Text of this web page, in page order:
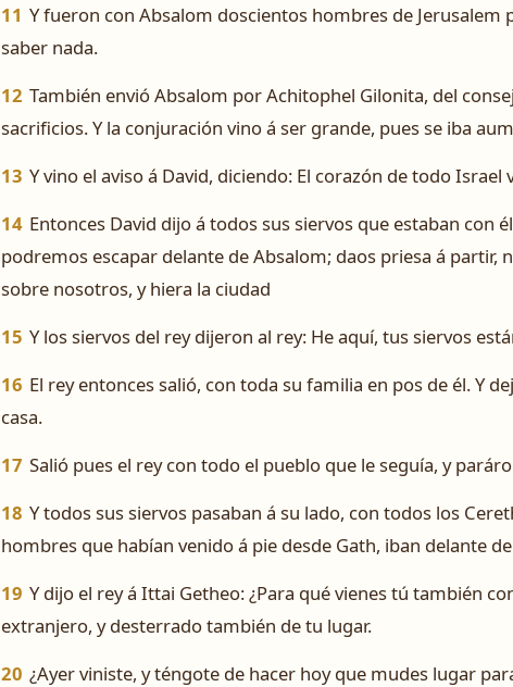
11 Y fueron con Absalom doscientos hombres de Jerusalem
saber nada.
12 También envió Absalom por Achitophel Gilonita, del
sacrificios. Y la conjuración vino á ser grande, pues se iba
13 Y vino el aviso á David, diciendo: El corazón de todo Israel
14 Entonces David dijo á todos sus siervos que estaban con
podremos escapar delante de Absalom; daos priesa á partir,
sobre nosotros, y hiera la ciudad
15 Y los siervos del rey dijeron al rey: He aquí, tus siervos
16 El rey entonces salió, con toda su familia en pos de él. Y
casa.
17 Salió pues el rey con todo el pueblo que le seguía, y
18 Y todos sus siervos pasaban á su lado, con todos los
hombres que habían venido á pie desde Gath, iban delante
19 Y dijo el rey á Ittai Getheo: ¿Para qué vienes tú también
extranjero, y desterrado también de tu lugar.
20 ¿Ayer viniste, y téngote de hacer hoy que mudes lugar